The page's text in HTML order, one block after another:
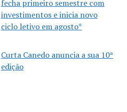
fecha primeiro semestre com
investimentos e inicia novo
ciclo letivo em agosto*
Curta Canedo anuncia a sua 10ª
edição